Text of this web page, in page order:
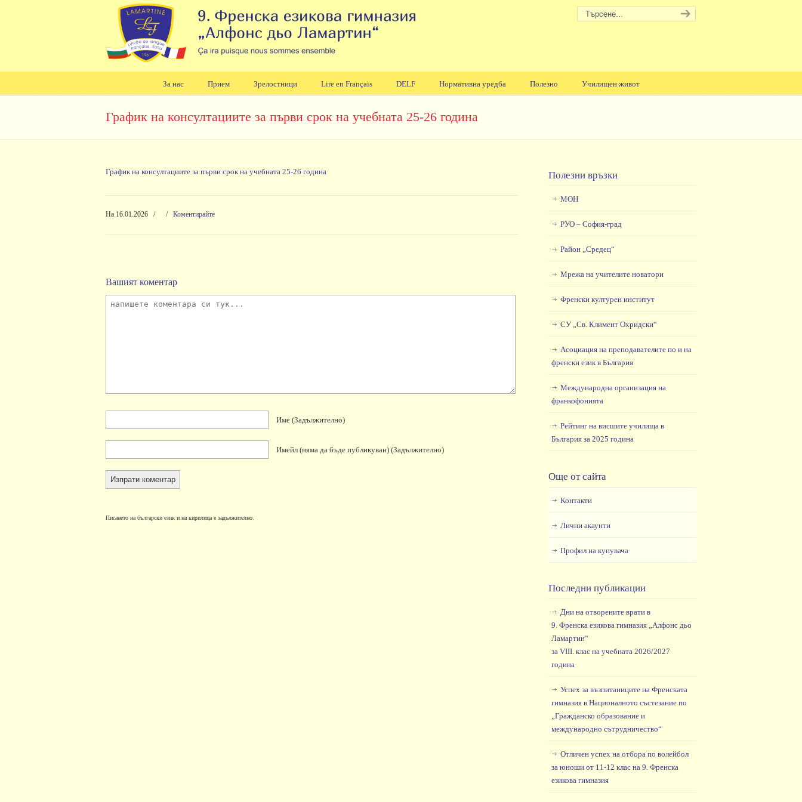
За нас Прием Зрелостници Lire en Français DELF Нормативна уредба Полезно Училищен живот
Навигация
График на консултациите за първи срок на учебната 25-26 година
График на консултациите за първи срок на учебната 25-26 година
На 16.01.2026 / / Коментирайте
Вашият коментар
Име (задължително)
Имейл (няма да бъде публикуван) (задължително)
Писането на български език и на кирилица е задължително.
Полезни връзки
МОН
РУО – София-град
Район „Средец“
Мрежа на учителите новатори
Френски културен институт
СУ „Св. Климент Охридски“
Асоциация на преподавателите по и на
френски език в България
Международна организация на
франкофонията
Рейтинг на висшите училища в
България за 2025 година
Още от сайта
Контакти
Лични акаунти
Профил на купувача
Последни публикации
Дни на отворените врати в
9. Френска езикова гимназия „Алфонс дьо
Ламартин“
за VIII. клас на учебната 2026/2027
година
Успех за възпитаниците на Френската
гимназия в Националното състезание по
„Гражданско образование и
международно сътрудничество“
Отличен успех на отбора по волейбол
за юноши от 11-12 клас на 9. Френска
езикова гимназия